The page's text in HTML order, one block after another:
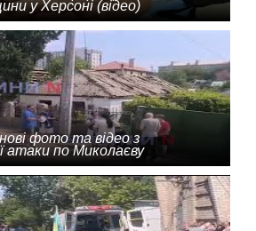
у Херсоні (відео)
фото та відео з
атаки по Миколаєву